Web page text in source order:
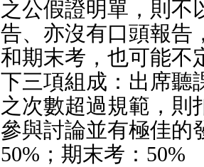
之公假證明單，則不
告、亦沒有口頭報告
和期末考，也可能不
下三項組成：出席聽
之次數超過規範，則
參與討論並有極佳的
50%；期末考：50%